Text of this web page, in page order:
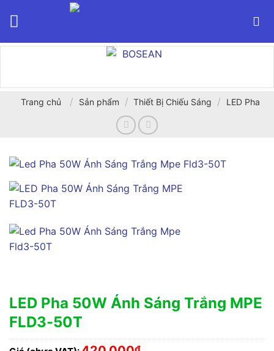
Trang chủ / Sản phẩm / Thiết Bị Chiếu Sáng / LED Pha
LED Pha 50W Ánh Sáng Trắng MPE
FLD3-50T